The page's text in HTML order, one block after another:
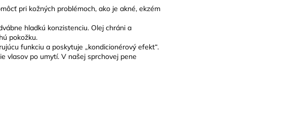
pri kožných problémoch, ako je akné, ekzém
hladkú konzistenciu. Olej chráni a
pokožku.
funkciu a poskytuje „kondicionérový efekt“.
vlasov po umytí. V našej sprchovej pene